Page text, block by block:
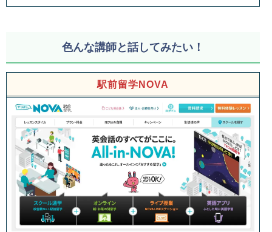
色んな講師と話してみたい！
駅前留学NOVA